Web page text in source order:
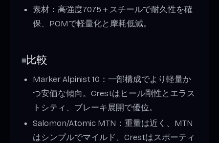
素材：高強度7075＋スチールで耐久性を確
保、POMで軽量化と摩耗低減。
比較
Marker Alpinist 10：一部構成でより軽量か
つ安価な傾向。Crestはヒール剛性とエラス
トシティ、ブレーキ展開で優位。
Salomon/Atomic MTN：重量は近く、MTN
はシンプルでマイルド、Crestはスポーティ